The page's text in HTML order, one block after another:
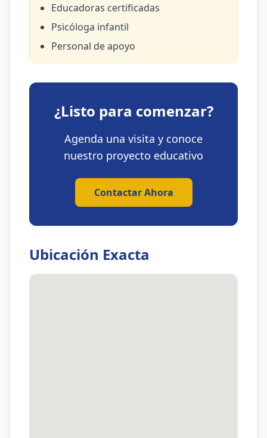
Educadoras certificadas
Psicóloga infantil
Personal de apoyo
¿Listo para comenzar?
Agenda una visita y conoce
nuestro proyecto educativo
Contactar Ahora
Ubicación Exacta